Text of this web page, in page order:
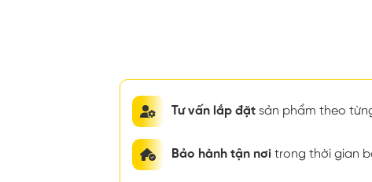
Tư vấn lắp đặt sản phẩm theo
Bảo hành tận nơi trong thời gian